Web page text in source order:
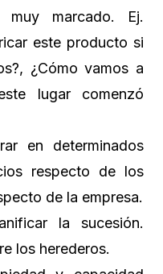
muy marcado. Ej.
este producto si
¿Cómo vamos a
lugar comenzó
en determinados
respecto de los
de la empresa.
la sucesión.
los herederos.